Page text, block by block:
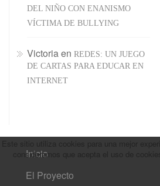
DEL NIÑO CON ENANISMO
VÍCTIMA DE BULLYING
Victoriaen REDES: UN JUEGO
DE CARTAS PARA EDUCAR EN
INTERNET
Inicio
El Proyecto
consideramos que acepta el uso de cookies.